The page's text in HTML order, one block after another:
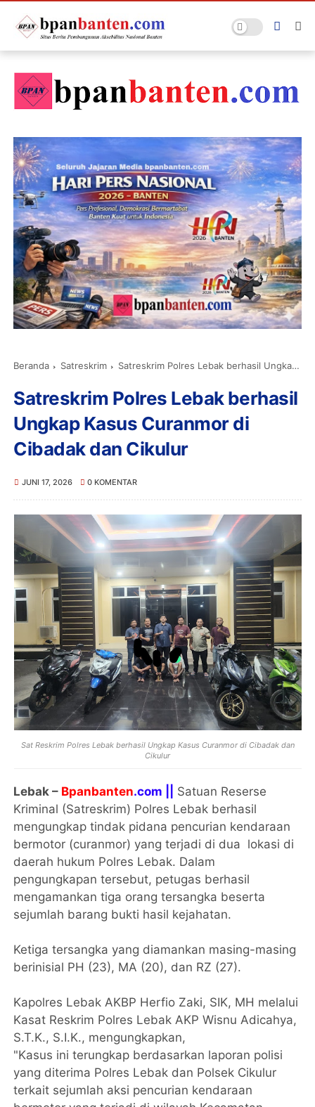
Beranda Satreskrim Satreskrim Polres Lebak berhasil Ungkap Kasus Curanmor di Cibadak dan Cikulur
Satreskrim Polres Lebak berhasil
Ungkap Kasus Curanmor di
Cibadak dan Cikulur
JUNI 17, 2026 0 KOMENTAR
Sat Reskrim Polres Lebak berhasil Ungkap Kasus Curanmor di Cibadak dan
Cikulur
Lebak – Bpanbanten.com ||
Satuan Reserse
Kriminal (Satreskrim) Polres Lebak berhasil
mengungkap tindak pidana pencurian kendaraan
bermotor (curanmor) yang terjadi di dua lokasi di
daerah hukum Polres Lebak. Dalam
pengungkapan tersebut, petugas berhasil
mengamankan tiga orang tersangka beserta
sejumlah barang bukti hasil kejahatan.
Ketiga tersangka yang diamankan masing-masing
berinisial PH (23), MA (20), dan RZ (27).
Kapolres Lebak AKBP Herfio Zaki, SIK, MH melalui
Kasat Reskrim Polres Lebak AKP Wisnu Adicahya,
S.T.K., S.I.K., mengungkapkan,
"Kasus ini terungkap berdasarkan laporan polisi
yang diterima Polres Lebak dan Polsek Cikulur
terkait sejumlah aksi pencurian kendaraan